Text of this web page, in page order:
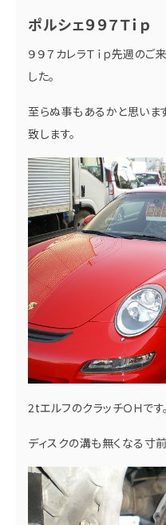
ポルシェ９９７Ｔｉ
９９７カレラＴｉｐ先週の
した。
至らぬ事もあるかと思いま
致します。
2tエルフのクラッチＯＨです
ディスクの溝も無くなる寸